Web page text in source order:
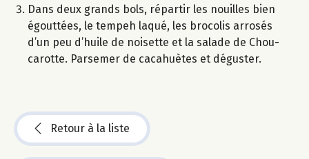
Dans deux grands bols, répartir les nouilles bien
égouttées, le tempeh laqué, les brocolis arrosés
d’un peu d’huile de noisette et la salade de Chou-
carotte. Parsemer de cacahuètes et déguster.
Retour à la liste